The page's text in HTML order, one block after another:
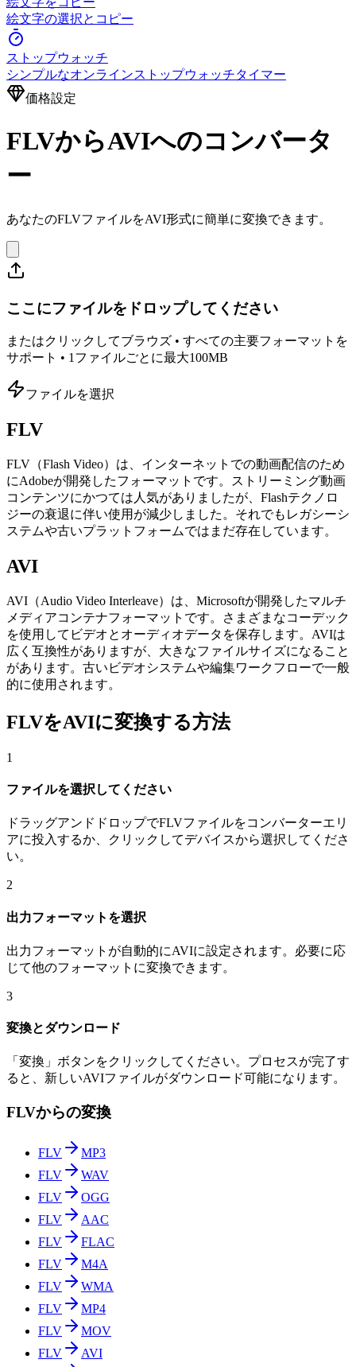
絵文字の選択とコピー
ストップウォッチ
シンプルなオンラインストップウォッチタイマー
価格設定
FLVからAVIへのコンバータ
ー
あなたのFLVファイルをAVI形式に簡単に変換できます。
ここにファイルをドロップしてください
またはクリックしてブラウズ • すべての主要フォーマットを
サポート • 1ファイルごとに最大100MB
ファイルを選択
FLV
FLV（Flash Video）は、インターネットでの動画配信のため
にAdobeが開発したフォーマットです。ストリーミング動画
コンテンツにかつては人気がありましたが、Flashテクノロ
ジーの衰退に伴い使用が減少しました。それでもレガシーシ
ステムや古いプラットフォームではまだ存在しています。
AVI
AVI（Audio Video Interleave）は、Microsoftが開発したマルチ
メディアコンテナフォーマットです。さまざまなコーデック
を使用してビデオとオーディオデータを保存します。AVIは
広く互換性がありますが、大きなファイルサイズになること
があります。古いビデオシステムや編集ワークフローで一般
的に使用されます。
FLVをAVIに変換する方法
1
ファイルを選択してください
ドラッグアンドドロップでFLVファイルをコンバーターエリ
アに投入するか、クリックしてデバイスから選択してくださ
い。
2
出力フォーマットを選択
出力フォーマットが自動的にAVIに設定されます。必要に応
じて他のフォーマットに変換できます。
3
変換とダウンロード
「変換」ボタンをクリックしてください。プロセスが完了す
ると、新しいAVIファイルがダウンロード可能になります。
FLVからの変換
FLV
MP3
FLV
WAV
FLV
OGG
FLV
AAC
FLV
FLAC
FLV
M4A
FLV
WMA
FLV
MP4
FLV
MOV
FLV
AVI